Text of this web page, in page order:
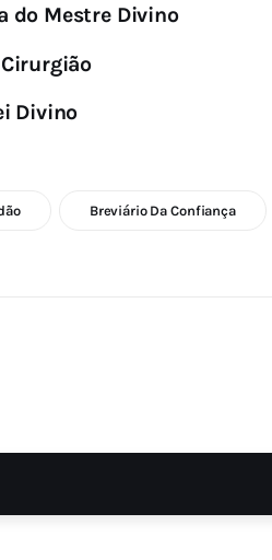
do Mestre Divino
Divino
Breviário Da Confiança